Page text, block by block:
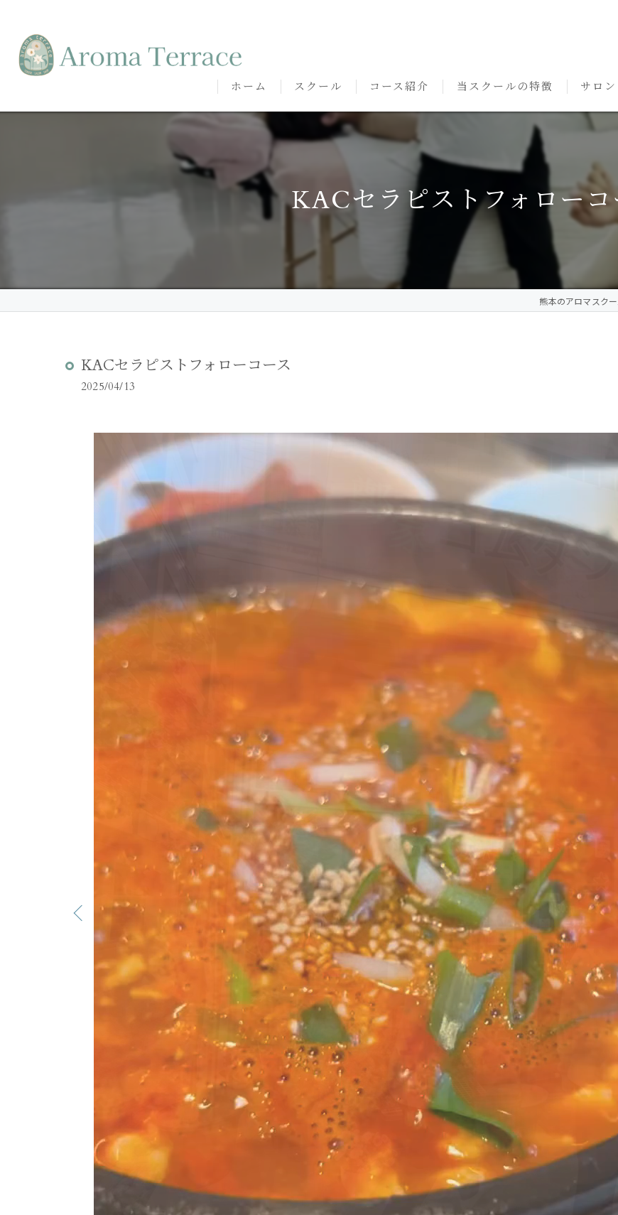
ホーム スクール
熊本本校の特徴
代表挨拶
講師紹介
コース紹介
NARD JAPAN
アロマ・アドバイザーコース
アロマ・インストラクターコース
アロマ・セラピストコース
KACセラピスト
クリニークアロマ リンパドレナージュコース
当スクールの特徴
独立開業支援
セルフメディケーション
ハンドマッサージ
サロン
サロン
術後・
施術事
KACセラピストフォローコ
熊本のアロマスク
KACセラピストフォローコース
2025/04/13